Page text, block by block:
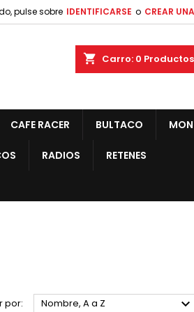
pulse sobre IDENTIFICARSE o CREAR
shopping_cart Carro: 0
CAFE RACER BULTACO
RADIOS RETENES
por: Nombre, A a Z 